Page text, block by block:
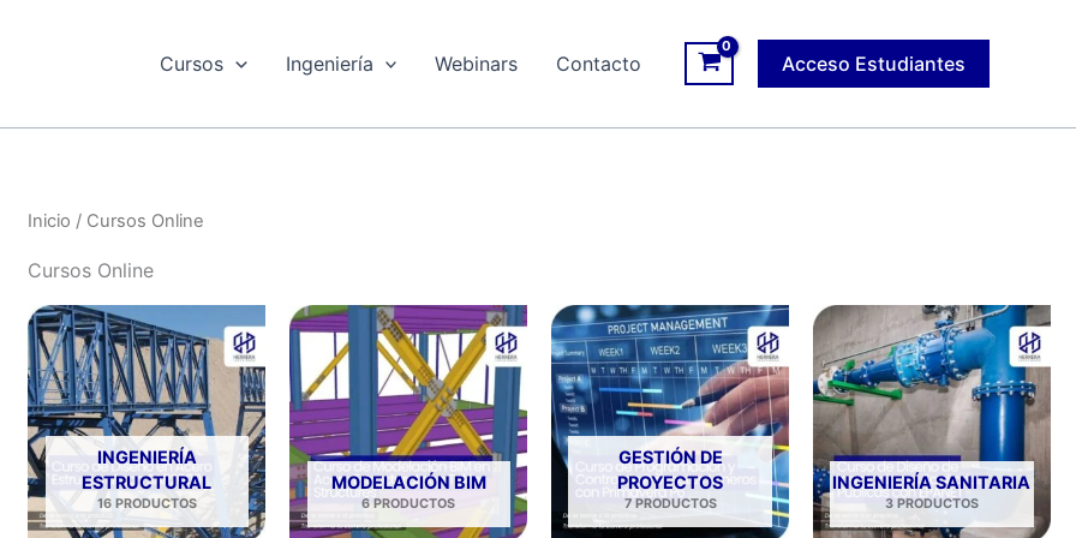
Cursos Ingeniería Webinars Contacto Acceso Estudiantes
Inicio / Cursos Online
Cursos Online
INGENIERÍA
ESTRUCTURAL
16 PRODUCTOS
MODELACIÓN BIM
6 PRODUCTOS
GESTIÓN DE
PROYECTOS
7 PRODUCTOS
INGENIERÍA SANITARIA
3 PRODUCTOS